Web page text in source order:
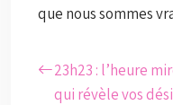
que nous sommes
23h23 : l’heure
qui révèle vos